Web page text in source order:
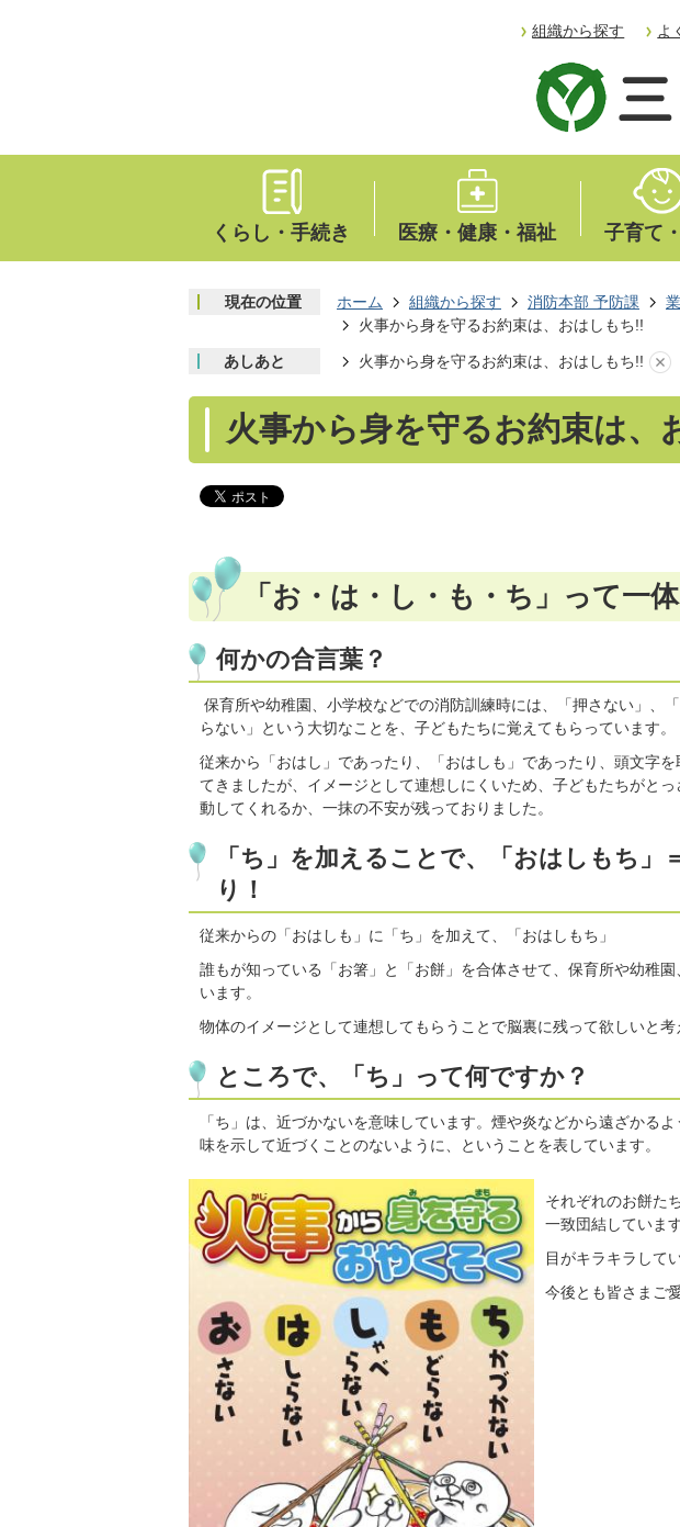
組織から探す よ
くらし・手続き 医療・健康・福祉 子育て
現在の位置 ホーム 組織から探す 消防本部 予防課
火事から身を守るお約束は、おはしもち!!
あしあと 火事から身を守るお約束は、おはしもち!!
火事から身を守るお約束は、
「お・は・し・も・ち」って一
何かの合言葉？
保育所や幼稚園、小学校などでの消防訓練時には、「押さない」、
らない」という大切なことを、子どもたちに覚えてもらっています。
従来から「おはし」であったり、「おはしも」であったり、頭文字
てきましたが、イメージとして連想しにくいため、子どもたちがと
動してくれるか、一抹の不安が残っておりました。
「ち」を加えることで、「おはしもち」
り！
従来からの「おはしも」に「ち」を加えて、「おはしもち」
誰もが知っている「お箸」と「お餅」を合体させて、保育所や幼稚
います。
物体のイメージとして連想してもらうことで脳裏に残って欲しいと考
ところで、「ち」って何ですか？
「ち」は、近づかないを意味しています。煙や炎などから遠ざかる
味を示して近づくことのないように、ということを表しています。
それぞれのお餅た
一致団結していま
目がキラキラして
今後とも皆さまご